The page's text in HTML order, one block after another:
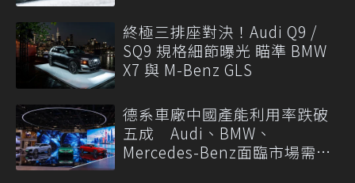
終極三排座對決！Audi Q9 /
SQ9 規格細節曝光 瞄準 BMW
X7 與 M-Benz GLS
德系車廠中國產能利用率跌破
五成 Audi、BMW、
Mercedes-Benz面臨市場需求